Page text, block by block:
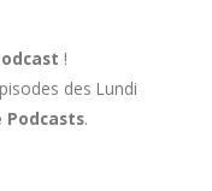
!
des Lundi
Podcasts.